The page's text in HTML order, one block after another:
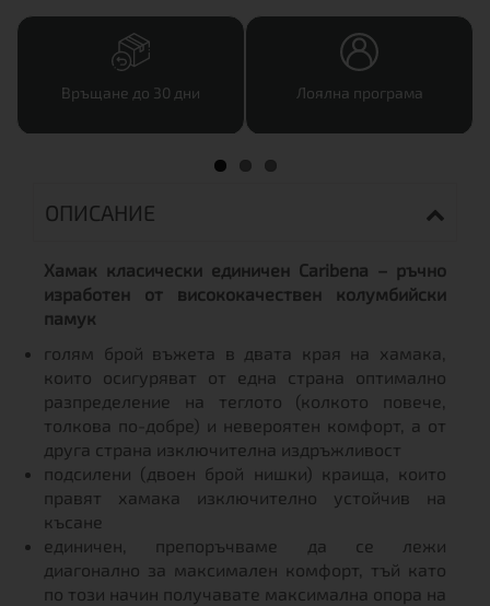
Връщане до 30 дни Лоялна програма
ОПИСАНИЕ
Хамак класически единичен Caribena – ръчно
изработен от висококачествен колумбийски
памук
голям брой въжета в двата края на хамака,
които осигуряват от една страна оптимално
разпределение на теглото (колкото повече,
толкова по-добре) и невероятен комфорт, а от
друга страна изключителна издръжливост
подсилени (двоен брой нишки) краища, които
правят хамака изключително устойчив на
късане
единичен, препоръчваме да се лежи
диагонално за максимален комфорт, тъй като
по този начин получавате максимална опора на